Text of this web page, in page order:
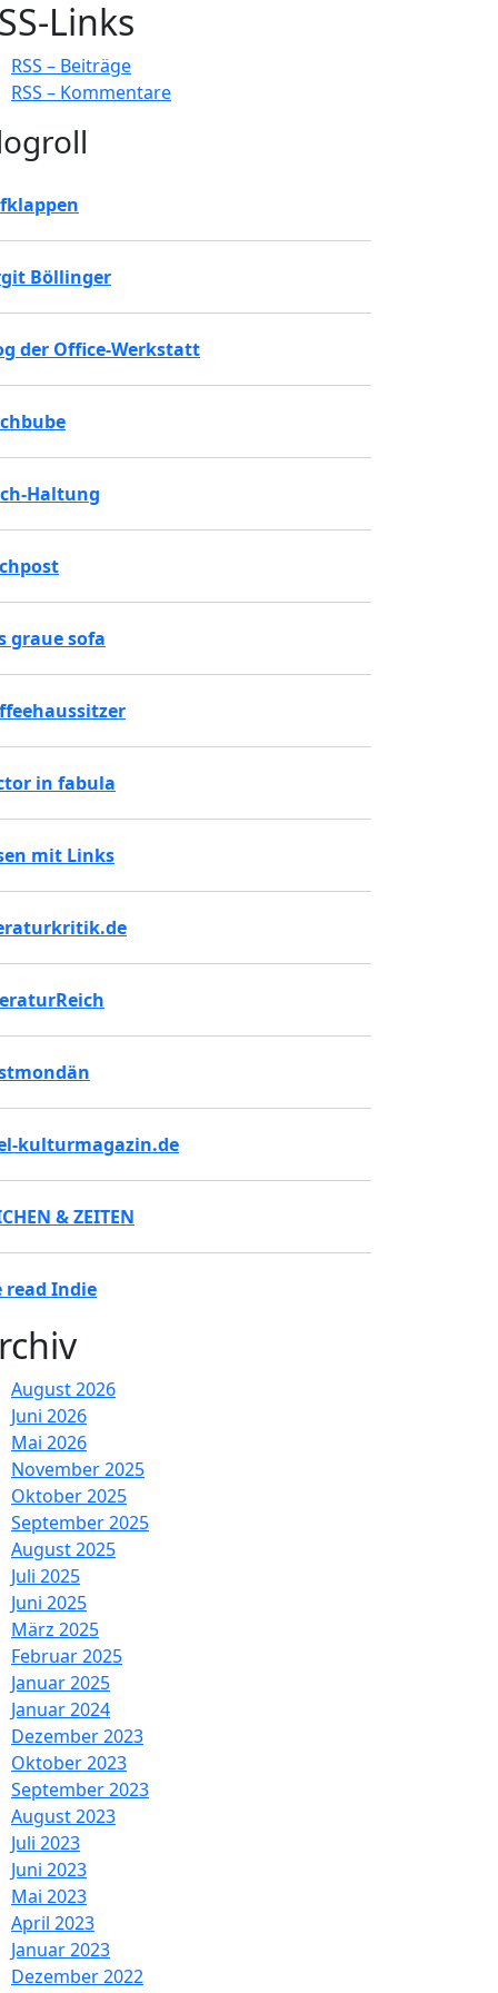
Links
RSS – Beiträge
RSS – Kommentare
Böllinger
der Office-Werkstatt
Haltung
graue sofa
in fabula
mit Links
kulturmagazin.de
& ZEITEN
read Indie
August 2026
Juni 2026
Mai 2026
November 2025
Oktober 2025
September 2025
August 2025
Juli 2025
Juni 2025
März 2025
Februar 2025
Januar 2025
Januar 2024
Dezember 2023
Oktober 2023
September 2023
August 2023
Juli 2023
Juni 2023
Mai 2023
April 2023
Januar 2023
Dezember 2022